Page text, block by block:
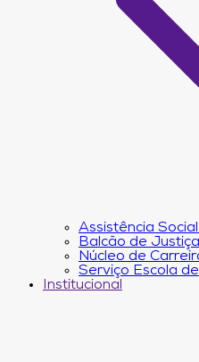
Assistência
Balcão de
Núcleo de
Serviço Escola
Institucional